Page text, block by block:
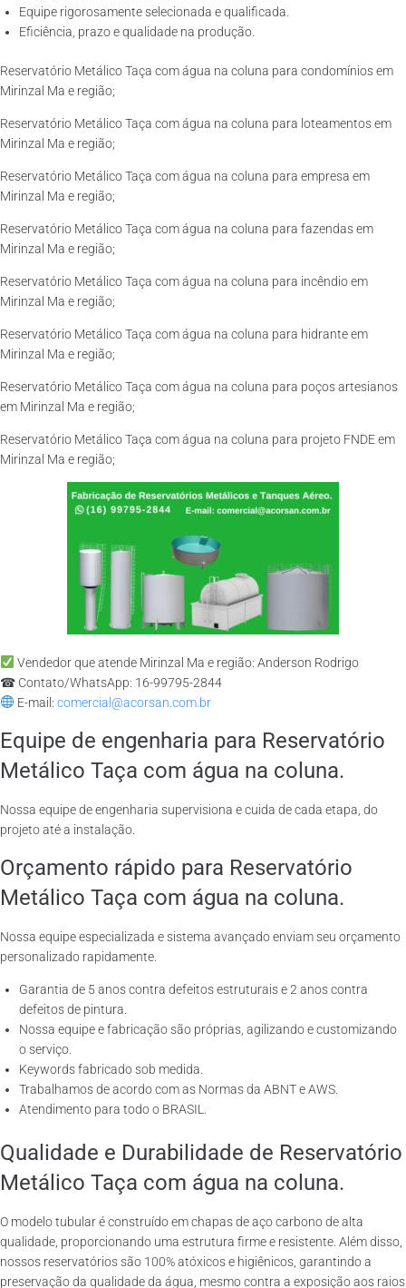
Equipe rigorosamente selecionada e qualificada.
Eficiência, prazo e qualidade na produção.
Reservatório Metálico Taça com água na coluna para condomínios em
Mirinzal Ma e região;
Reservatório Metálico Taça com água na coluna para loteamentos em
Mirinzal Ma e região;
Reservatório Metálico Taça com água na coluna para empresa em
Mirinzal Ma e região;
Reservatório Metálico Taça com água na coluna para fazendas em
Mirinzal Ma e região;
Reservatório Metálico Taça com água na coluna para incêndio em
Mirinzal Ma e região;
Reservatório Metálico Taça com água na coluna para hidrante em
Mirinzal Ma e região;
Reservatório Metálico Taça com água na coluna para poços artesianos
em Mirinzal Ma e região;
Reservatório Metálico Taça com água na coluna para projeto FNDE em
Mirinzal Ma e região;
Vendedor que atende Mirinzal Ma e região: Anderson Rodrigo
☎ Contato/WhatsApp: 16-99795-2844
E-mail: comercial@acorsan.com.br
Equipe de engenharia para Reservatório
Metálico Taça com água na coluna.
Nossa equipe de engenharia supervisiona e cuida de cada etapa, do
projeto até a instalação.
Orçamento rápido para Reservatório
Metálico Taça com água na coluna.
Nossa equipe especializada e sistema avançado enviam seu orçamento
personalizado rapidamente.
Garantia de 5 anos contra defeitos estruturais e 2 anos contra
defeitos de pintura.
Nossa equipe e fabricação são próprias, agilizando e customizando
o serviço.
Keywords fabricado sob medida.
Trabalhamos de acordo com as Normas da ABNT e AWS.
Atendimento para todo o BRASIL.
Qualidade e Durabilidade de Reservatório
Metálico Taça com água na coluna.
O modelo tubular é construído em chapas de aço carbono de alta
qualidade, proporcionando uma estrutura firme e resistente. Além disso,
nossos reservatórios são 100% atóxicos e higiênicos, garantindo a
preservação da qualidade da água, mesmo contra a exposição aos raios